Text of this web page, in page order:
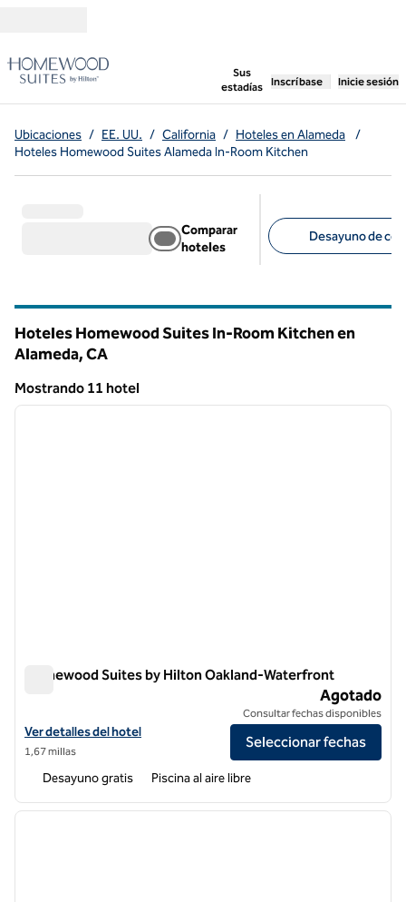
Sus
estadías
, abre una pestaña
Inscríbase Inicie sesión
Ubicaciones / EE. UU. / California / Hoteles en Alameda
/
Hoteles Homewood Suites Alameda In-Room Kitchen
Comparar
hoteles
Desayuno de
Hoteles Homewood Suites In-Room Kitchen en
Alameda,CA
Mostrando 11 hotel
Mostrando 11 hotel
1 de 12
Homewood Suites by Hilton Oakland-Waterfront
Homewood Suites by Hilton Oakland-Waterfront
Ver detalles del hotel Homewood Suites by Hilton Oakland-
Ver detalles del hotel
1,67 millas
Agotado
Consultar fechas disponibles
Seleccionar fechas
Desayuno gratis Piscina al aire libre
1 de 9